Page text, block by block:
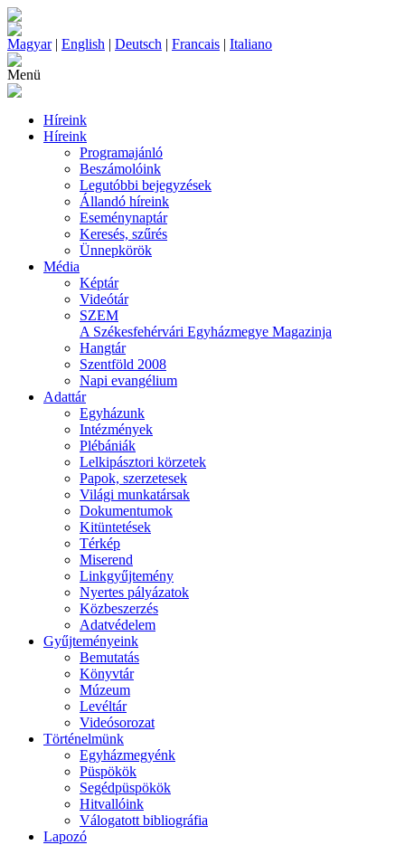
Magyar| English | Deutsch | Francais | Italiano
Menü
Híreink
Híreink
Programajánló
Beszámolóink
Legutóbbi bejegyzések
Állandó híreink
Eseménynaptár
Keresés, szűrés
Ünnepkörök
Média
Képtár
Videótár
SZEM
A Székesfehérvári Egyházmegye Magazinja
Hangtár
Szentföld 2008
Napi evangélium
Adattár
Egyházunk
Intézmények
Plébániák
Lelkipásztori körzetek
Papok, szerzetesek
Világi munkatársak
Dokumentumok
Kitüntetések
Térkép
Miserend
Linkgyűjtemény
Nyertes pályázatok
Közbeszerzés
Adatvédelem
Gyűjteményeink
Bemutatás
Könyvtár
Múzeum
Levéltár
Videósorozat
Történelmünk
Egyházmegyénk
Püspökök
Segédpüspökök
Hitvallóink
Válogatott bibliográfia
Lapozó